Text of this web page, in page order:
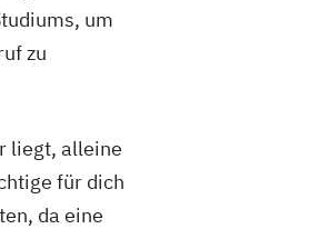
um
zu
liegt, alleine
für dich
da eine